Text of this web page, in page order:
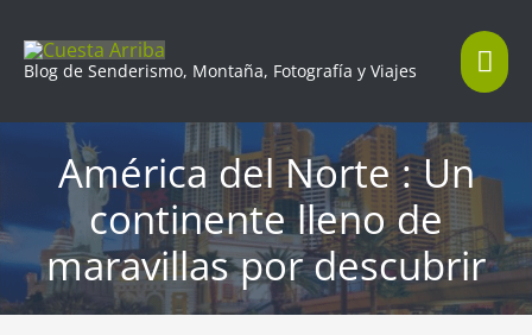
contenido
Blog de Senderismo, Montaña, Fotografía y Viajes
América del Norte : Un
continente lleno de
maravillas por descubrir